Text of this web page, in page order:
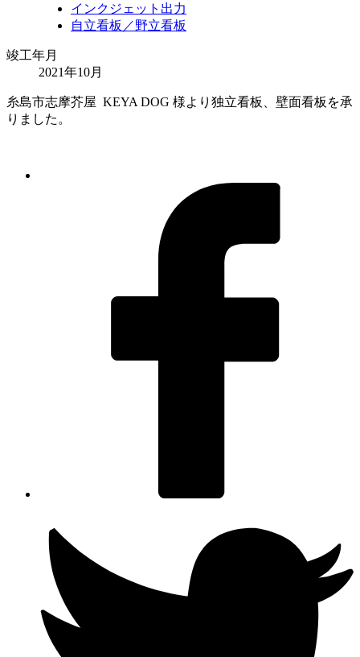
インクジェット出力
自立看板／野立看板
竣工年月
2021年10月
糸島市志摩芥屋 KEYA DOG 様より独立看板、壁面看板を承
りました。